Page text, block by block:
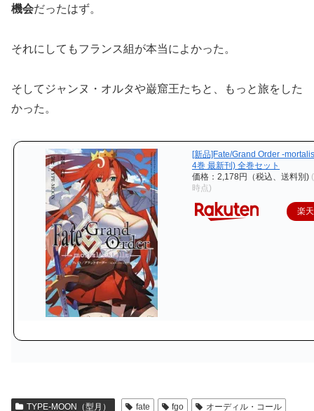
機会だったはず。
それにしてもフランス組が本当によかった。
そしてジャンヌ・オルタや巌窟王たちと、もっと旅をした
かった。
[新品]Fate/Grand Order -
4巻 最新刊) 全巻セット
価格：2,178円（税込、送料別)
時点)
楽
TYPE-MOON（型月） fate fgo オーディル・コール